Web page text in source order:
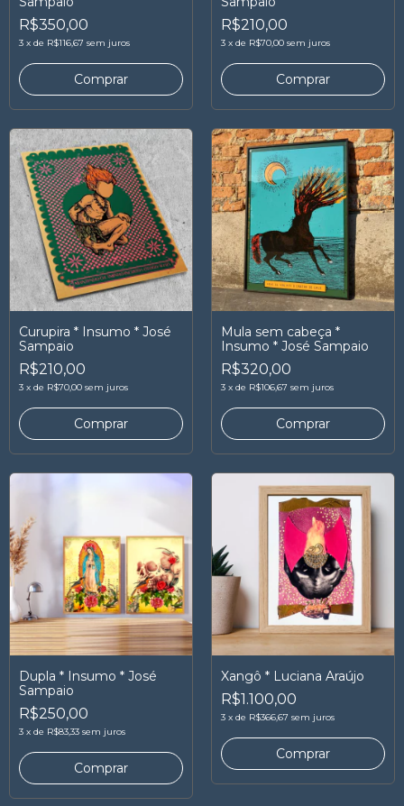
R$350,00
3 x de R$116,67 sem juros
Comprar
R$210,00
3 x de R$70,00 sem juros
Comprar
Curupira * Insumo * José
Sampaio
R$210,00
3 x de R$70,00 sem juros
Comprar
Mula sem cabeça *
Insumo * José Sampaio
R$320,00
3 x de R$106,67 sem juros
Comprar
Dupla * Insumo * José
Sampaio
R$250,00
3 x de R$83,33 sem juros
Comprar
Xangô * Luciana Araújo
R$1.100,00
3 x de R$366,67 sem juros